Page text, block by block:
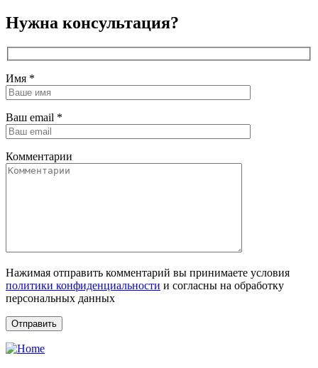
Нужна консультация?
Имя *
Ваш email *
Комментарии
Нажимая отправить комментарий вы принимаете условия
политики конфиденциальности и согласны на обработку
персональных данных